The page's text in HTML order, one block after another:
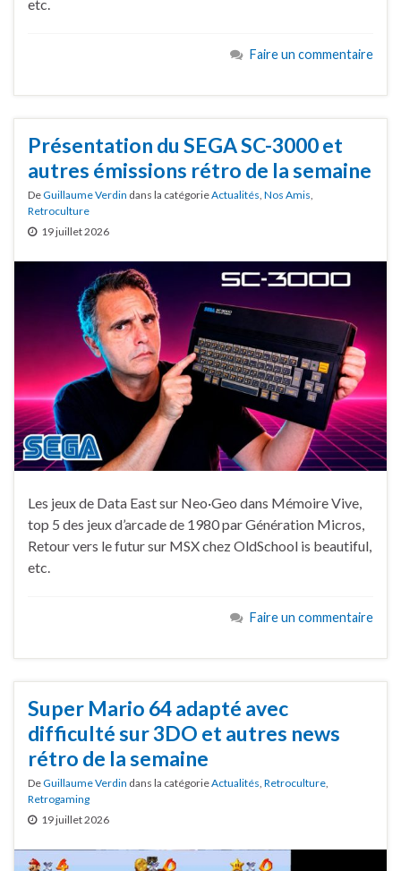
etc.
Faire un commentaire
Présentation du SEGA SC-3000 et
autres émissions rétro de la semaine
DeGuillaume Verdin dans la catégorieActualités Nos Amis
Retroculture
19 juillet 2026
Les jeux de Data East sur Neo·Geo dans Mémoire Vive,
top 5 des jeux d’arcade de 1980 par Génération Micros,
Retour vers le futur sur MSX chez OldSchool is beautiful,
etc.
Faire un commentaire
Super Mario 64 adapté avec
difficulté sur 3DO et autres news
rétro de la semaine
DeGuillaume Verdin dans la catégorieActualités Retroculture
Retrogaming
19 juillet 2026